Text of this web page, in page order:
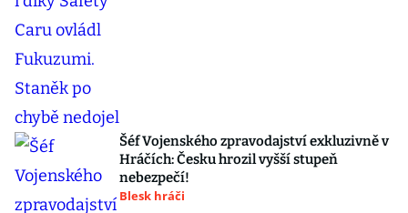
Šéf Vojenského zpravodajství exkluzivně v
Hráčích: Česku hrozil vyšší stupeň
nebezpečí!
Blesk hráči